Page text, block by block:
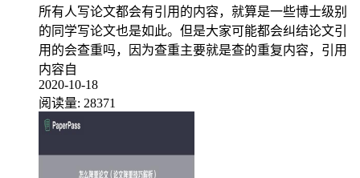
所有人写论文都会有引用的内容，就算是一些博士级别
的同学写论文也是如此。但是大家可能都会纠结论文引
用的会查重吗，因为查重主要就是查的重复内容，引用
内容自
2020-10-18
阅读量: 28371